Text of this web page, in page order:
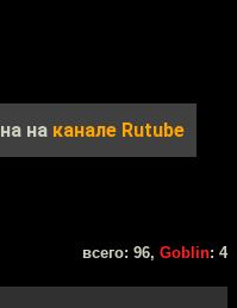
на канале Rutube
всего: 96, Goblin: 4